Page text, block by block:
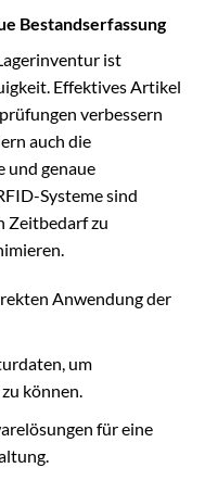
Bestandserfassung
ist
Effektives Artikel
verbessern
auch die
und genaue
Systeme sind
Zeitbedarf zu
Anwendung der
um
können.
für eine